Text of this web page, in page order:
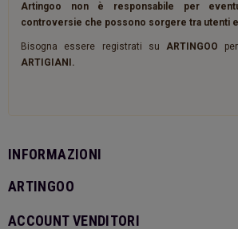
Artingoo non è responsabile per
controversie che possono sorgere tra utenti e
Bisogna essere registrati su ARTINGOO
ARTIGIANI.
INFORMAZIONI
ARTINGOO
ACCOUNT VENDITORI